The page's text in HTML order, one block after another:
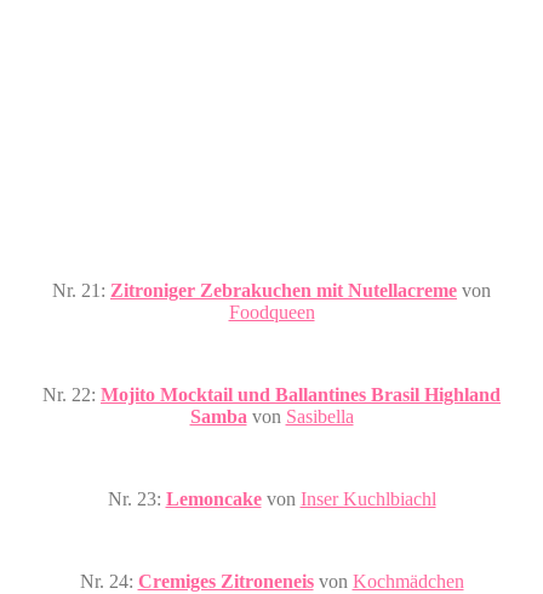
Nr. 21: Zitroniger Zebrakuchen mit Nutellacreme von
Foodqueen
Nr. 22: Mojito Mocktail und Ballantines Brasil Highland
Sambavon Sasibella
Nr. 23: Lemoncakevon Inser Kuchlbiachl
Nr. 24: Cremiges Zitroneneisvon Kochmädchen